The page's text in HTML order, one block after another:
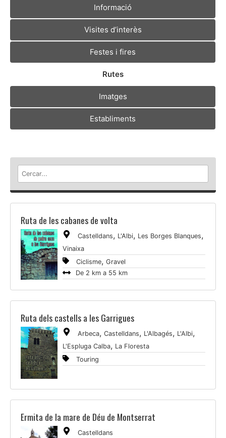
Informació
Visites d’interès
Festes i fires
Rutes
Imatges
Establiments
Ruta de les cabanes de volta
Castelldans, L'Albi, Les Borges Blanques,
Vinaixa
Ciclisme, Gravel
De 2 km a 55 km
Ruta dels castells a les Garrigues
Arbeca, Castelldans, L'Albagés, L'Albi,
L'Espluga Calba, La Floresta
Touring
Ermita de la mare de Déu de Montserrat
Castelldans